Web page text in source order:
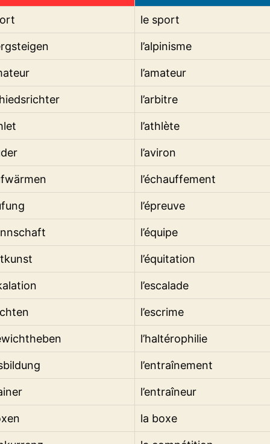
le sport
l’alpinisme
l’amateur
l’arbitre
l’athlète
l’aviron
l’échauffement
l’épreuve
l’équipe
l’équitation
l’escalade
l’escrime
l’haltérophilie
l’entraînement
l’entraîneur
la boxe